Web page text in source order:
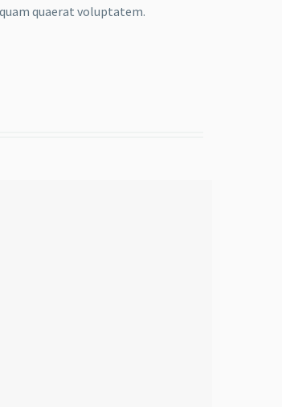
quaerat voluptatem.